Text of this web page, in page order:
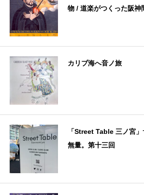
物 / 道楽がつくった阪神
カリブ海へ音ノ旅
「Street Table 三ノ宮
無量。第十三回